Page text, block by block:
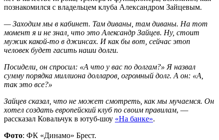
познакомился с владельцем клуба Александром Зайцевым.
— Заходим мы в кабинет. Там диваны, там диваны. На тот
момент я и не знал, что это Александр Зайцев. Ну, стоит
мужик какой-то в джинсах. И как бы вот, сейчас этоn
человек будет гасить наши долги.
Посидели, он спросил: «А что у вас по долгам?» Я назвал
сумму порядка миллиона долларов, огромный долг. А он: «А,
так это все?»
Зайцев сказал, что не может смотреть, как мы мучаемся. Он
хотел создать европейский клуб по своим правилам, —
рассказал Ковальчук в ютуб-шоу «На банке».
Фото: ФК «Динамо» Брест.